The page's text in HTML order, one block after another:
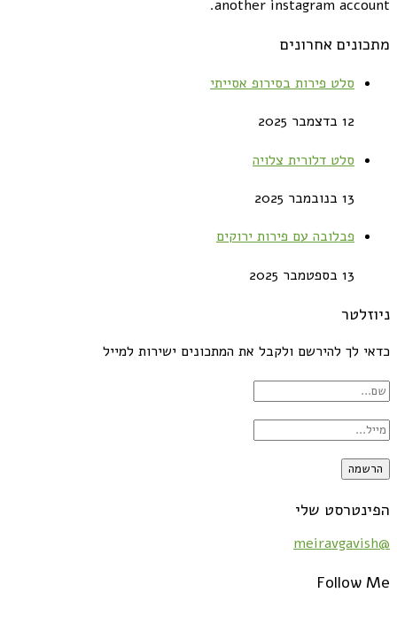
another instagram account.
מתכונים אחרונים
סלט פירות בסירופ אסייתי
12 בדצמבר 2025
סלט דלורית צלויה
13 בנובמבר 2025
פבלובה עם פירות ירוקים
13 בספטמבר 2025
ניוזלטר
כדאי לך להירשם ולקבל את המתכונים ישירות למייל
הפינטרסט שלי
@meiravgavish
Follow Me